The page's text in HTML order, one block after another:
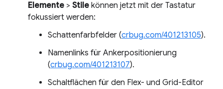
Elemente > Stile können jetzt mit der Tastatur
fokussiert werden:
Schattenfarbfelder (crbug.com/401213105).
Namenlinks für Ankerpositionierung
(crbug.com/401213107).
Schaltflächen für den Flex- und Grid-Editor